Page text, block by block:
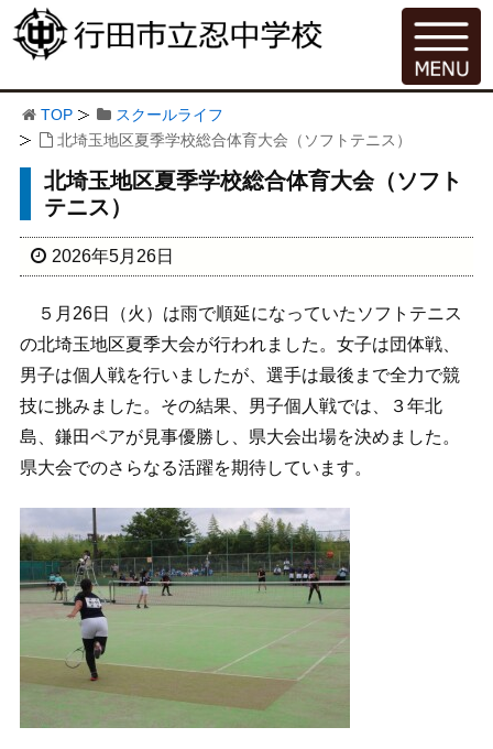
TOP
スクールライフ
北埼玉地区夏季学校総合体育大会（ソフトテニス）
北埼玉地区夏季学校総合体育大会（ソフト
テニス）
2026年5月26日
５月26日（火）は雨で順延になっていたソフトテニス
の北埼玉地区夏季大会が行われました。女子は団体戦、
男子は個人戦を行いましたが、選手は最後まで全力で競
技に挑みました。その結果、男子個人戦では、３年北
島、鎌田ペアが見事優勝し、県大会出場を決めました。
県大会でのさらなる活躍を期待しています。